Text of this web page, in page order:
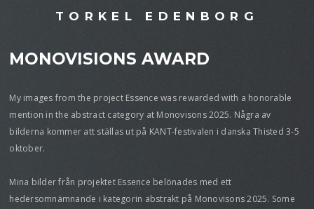
TORKEL EDENBORG
MONOVISIONS AWARD
My images from the project Essence was rewarded with a honorable
mention in the abstract category at Monovisons 2025. Några av
bilderna kommer att ställas ut på KANT-festivalen i danska Thisted 3-5
oktober.
Mina bilder från projektet Essence belönades med ett
hedersomnämnande i kategorin abstrakt på Monovisons 2025. Some